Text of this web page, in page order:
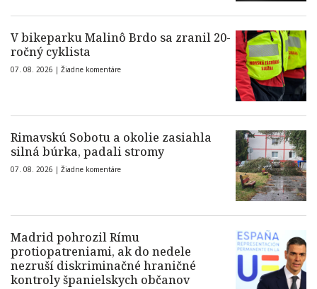
V bikeparku Malinô Brdo sa zranil 20-
ročný cyklista
07. 08. 2026 | Žiadne komentáre
Rimavskú Sobotu a okolie zasiahla
silná búrka, padali stromy
07. 08. 2026 | Žiadne komentáre
Madrid pohrozil Rímu
protiopatreniami, ak do nedele
nezruší diskriminačné hraničné
kontroly španielskych občanov